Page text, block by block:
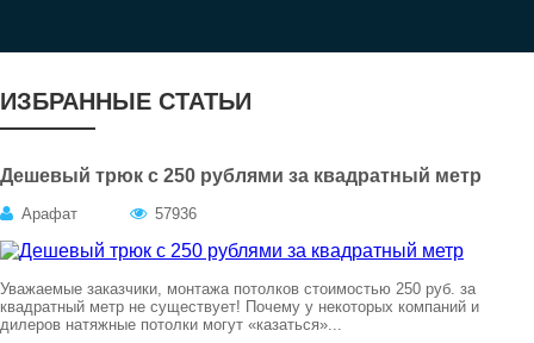
ИЗБРАННЫЕ СТАТЬИ
Дешевый трюк с 250 рублями за квадратный метр
Арафат 57936
Уважаемые заказчики, монтажа потолков стоимостью 250 руб. за
квадратный метр не существует! Почему у некоторых компаний и
дилеров натяжные потолки могут «казаться»...